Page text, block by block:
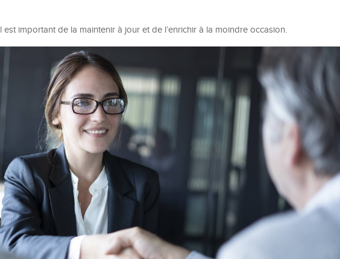
est important de la maintenir à jour et de l’enrichir à la moindre occasion.